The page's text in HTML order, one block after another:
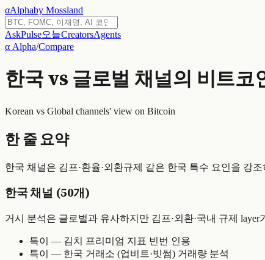
αAlphaby Mossland
AskPulse오늘CreatorsAgents
α Alpha/Compare
한국 vs 글로벌 채널의 비트코
Korean vs Global channels' view on Bitcoin
한 줄 요약
한국 채널은 김프·환율·외환규제 같은 한국 특수 요인을 강
한국 채널 (50개)
거시 분석은 글로벌과 유사하지만 김프·외환·국내 규제
특이 — 김치 프리미엄 지표 빈번 인용
특이 — 한국 거래소 (업비트·빗썸) 거래량 분석